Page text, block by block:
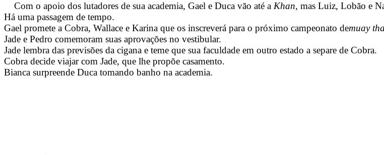
Com o apoio dos lutadores de sua academia, Gael e Duca vão até a Khan, mas Luiz, Lobão e
Há uma passagem de tempo.
Gael promete a Cobra, Wallace e Karina que os inscreverá para o próximo campeonato demuay
Jade e Pedro comemoram suas aprovações no vestibular.
Jade lembra das previsões da cigana e teme que sua faculdade em outro estado a separe de Cobra.
Cobra decide viajar com Jade, que lhe propõe casamento.
Bianca surpreende Duca tomando banho na academia.